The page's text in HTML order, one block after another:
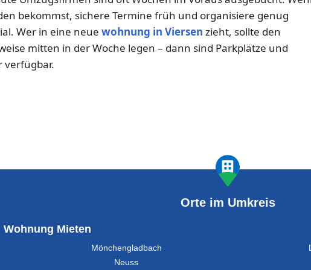
bekommst, sichere Termine früh und organisiere genug
Wer in eine neue wohnung in Viersen zieht, sollte den
mitten in der Woche legen – dann sind Parkplätze und
verfügbar.
Orte im Umkreis
Wohnung Mieten
Mönchengladbach
Neuss